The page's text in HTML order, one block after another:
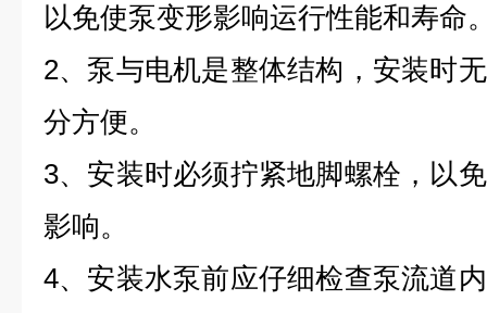
以免使泵变形影响运行性能和寿命
2、泵与电机是整体结构，安装时
分方便。
3、安装时必须拧紧地脚螺栓，以
影响。
4、安装水泵前应仔细检查泵流道